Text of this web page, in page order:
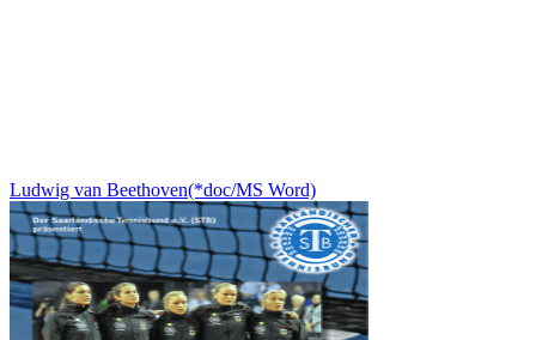
Ludwig van Beethoven(*doc/MS Word)